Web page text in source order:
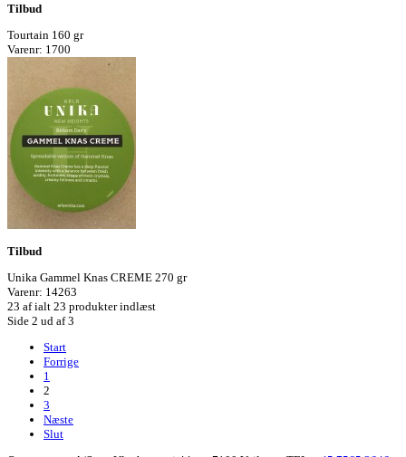
Tilbud
Tourtain 160 gr
Varenr: 1700
Tilbud
Unika Gammel Knas CREME 270 gr
Varenr: 14263
23 af ialt 23 produkter indlæst
Side 2 ud af 3
Start
Forrige
1
2
3
Næste
Slut